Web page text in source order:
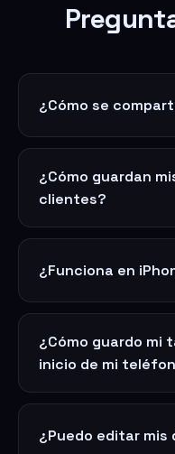
¿Cómo se
¿Cómo guardan
clientes?
¿Funciona en
¿Cómo guardo mi
inicio de mi
¿Puedo editar mis